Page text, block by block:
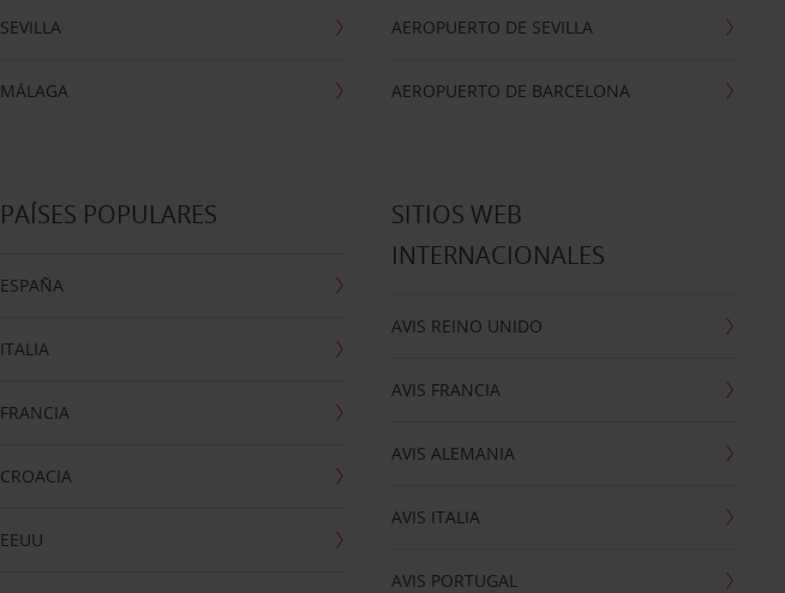
SEVILLA
MÁLAGA
AEROPUERTO DE SEVILLA
AEROPUERTO DE BARCELONA
PAÍSES POPULARES
ESPAÑA
ITALIA
FRANCIA
CROACIA
EEUU
SITIOS WEB
INTERNACIONALES
AVIS REINO UNIDO
AVIS FRANCIA
AVIS ALEMANIA
AVIS ITALIA
AVIS PORTUGAL